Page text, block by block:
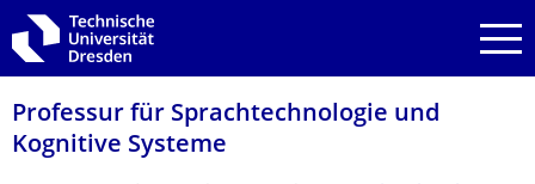
Zur Hauptnavigation springen
Zur Suche springen
Zum Inhalt springen
Professur für Sprachtechnologie und
Kognitive Systeme